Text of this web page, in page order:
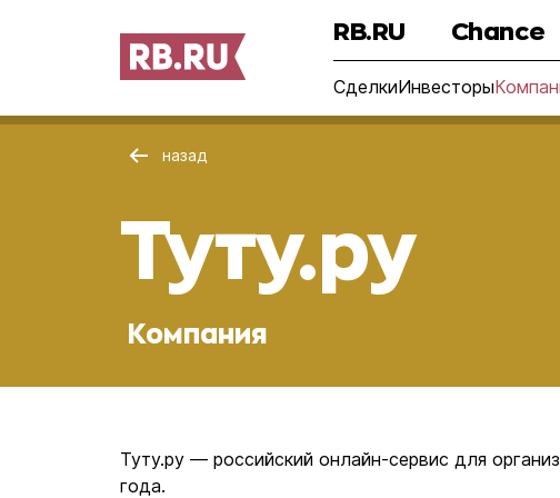
RB.RU Chance
СделкиИнвесторы
назад
Туту.ру
Компания
Туту.ру — российский онлайн-сервис для
года.